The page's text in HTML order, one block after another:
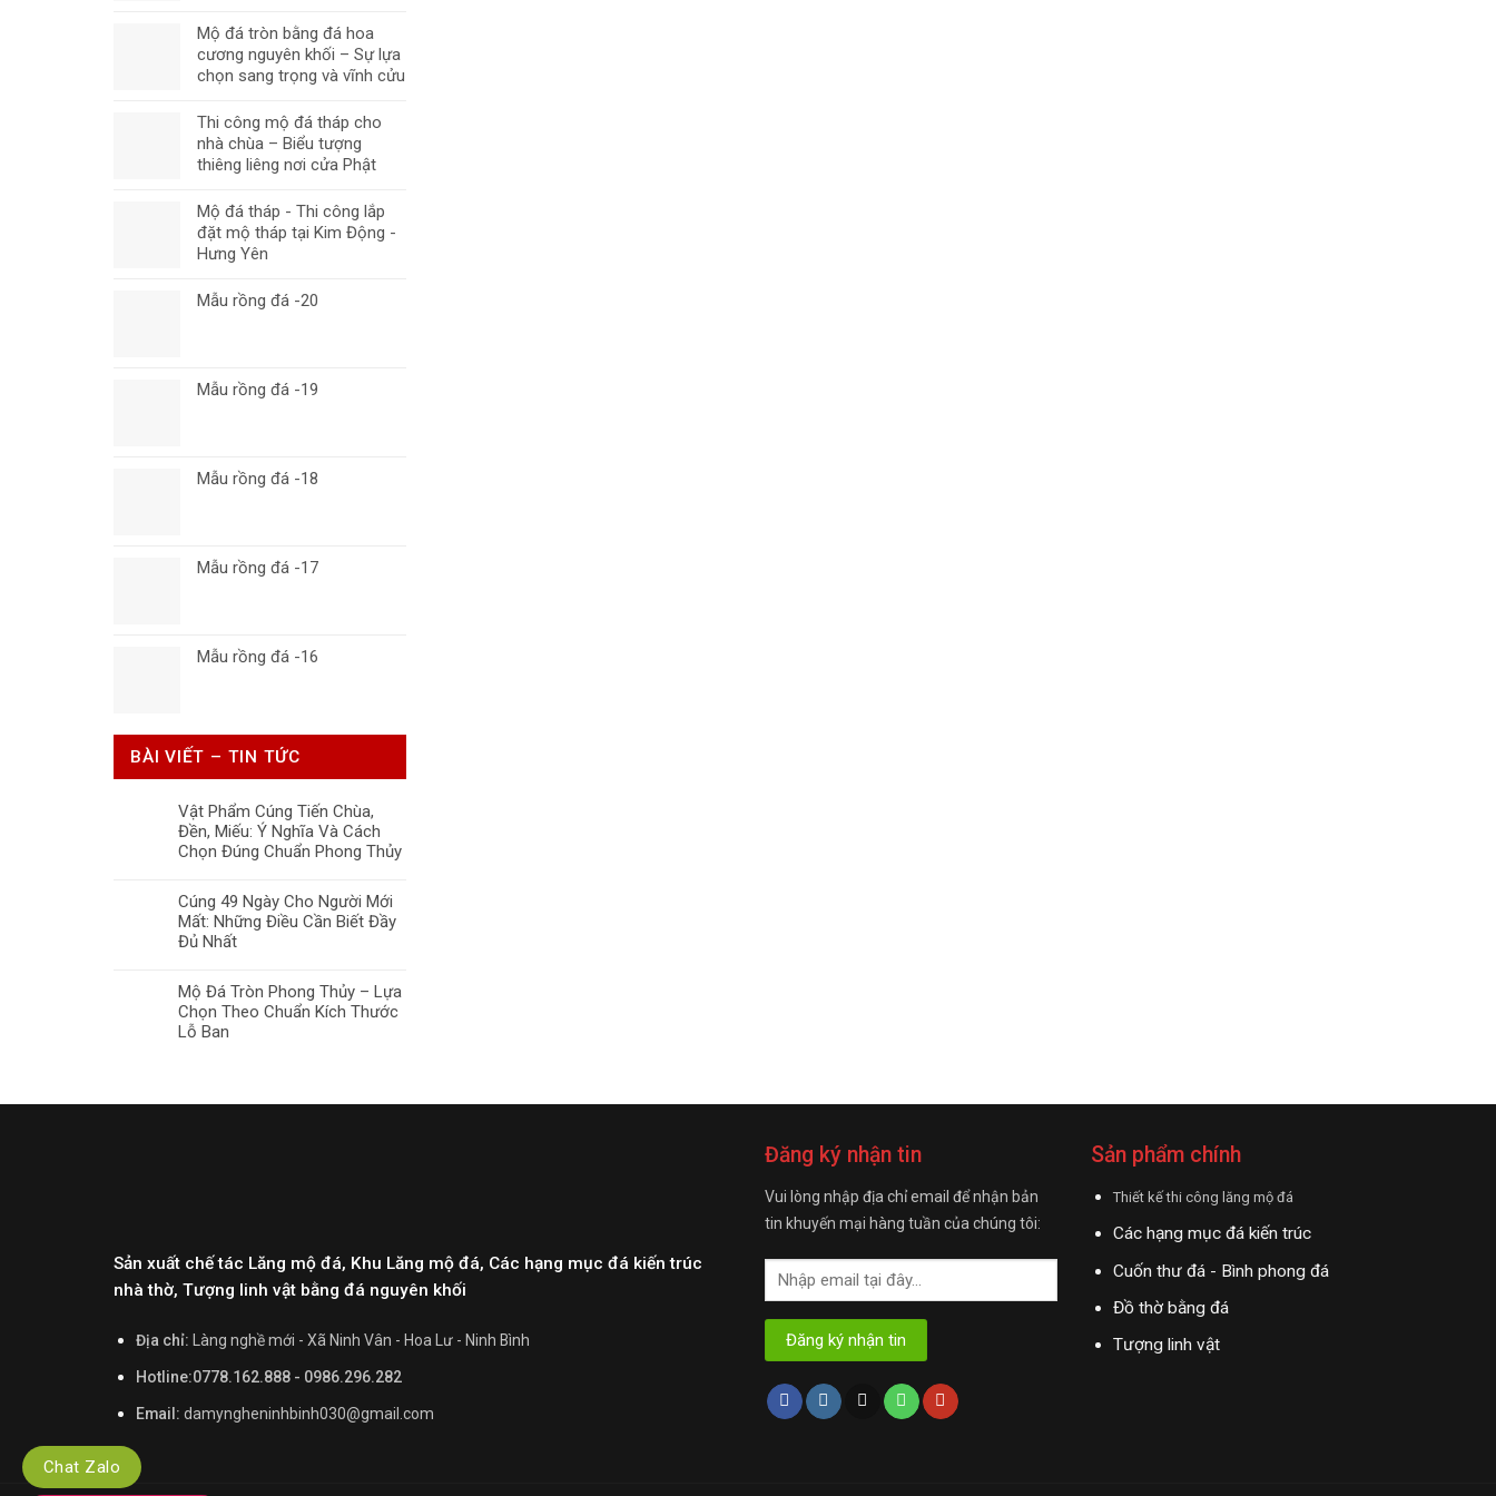
Mộ đá tròn bằng đá hoa
cương nguyên khối – Sự lựa
chọn sang trọng và vĩnh cửu
Thi công mộ đá tháp cho
nhà chùa – Biểu tượng
thiêng liêng nơi cửa Phật
Mộ đá tháp - Thi công lắp
đặt mộ tháp tại Kim Động -
Hưng Yên
Mẫu rồng đá -20
Mẫu rồng đá -19
Mẫu rồng đá -18
Mẫu rồng đá -17
Mẫu rồng đá -16
BÀI VIẾT – TIN TỨC
Vật Phẩm Cúng Tiến Chùa,
Đền, Miếu: Ý Nghĩa Và Cách
Chọn Đúng Chuẩn Phong Thủy
Cúng 49 Ngày Cho Người Mới
Mất: Những Điều Cần Biết Đầy
Đủ Nhất
Mộ Đá Tròn Phong Thủy – Lựa
Chọn Theo Chuẩn Kích Thước
Lỗ Ban
Sản xuất chế tác Lăng mộ đá, Khu Lăng mộ đá, Các hạng mục đá kiến trúc
nhà thờ, Tượng linh vật bằng đá nguyên khối
Địa chỉ: Làng nghề mới - Xã Ninh Vân - Hoa Lư - Ninh Bình
Hotline:0778.162.888 - 0986.296.282
Email: damyngheninhbinh030@gmail.com
Đăng ký nhận tin
Vui lòng nhập địa chỉ email để nhận bản
tin khuyến mại hàng tuần của chúng tôi:
Sản phẩm chính
Thiết kế thi công lăng mộ đá
Các hạng mục đá kiến trúc
Cuốn thư đá - Bình phong đá
Đồ thờ bằng đá
Tượng linh vật
Chat Zalo